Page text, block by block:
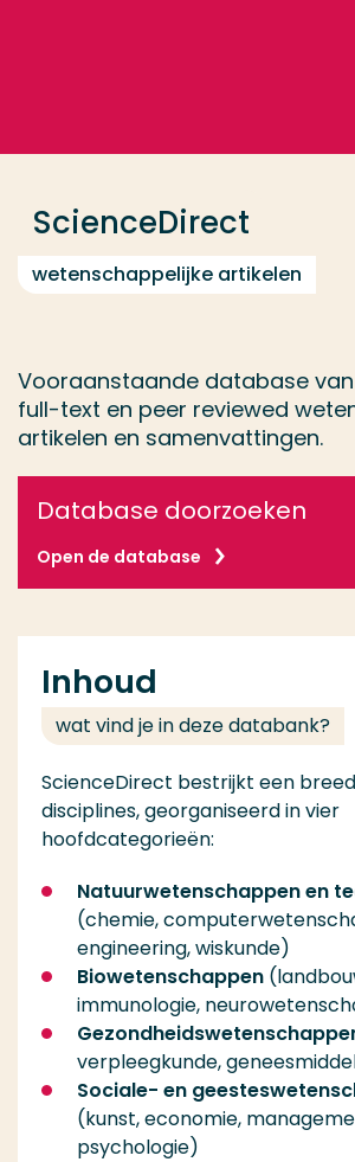
ScienceDirect
wetenschappelijke artikelen
Vooraanstaande database van
full-text en peer reviewed
artikelen en samenvattingen.
Database doorzoeken
Open de database
Inhoud
wat vind je in deze databank?
ScienceDirect bestrijkt een
disciplines, georganiseerd in vier
hoofdcategorieën:
Natuurwetenschappen en
(chemie,
engineering, wiskunde)
Biowetenschappen
immunologie,
verpleegkunde,
Sociale- en
(kunst, economie,
psychologie)
Opleiding
Contact